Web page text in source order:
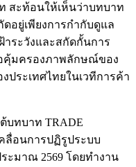
สะท้อนให้เห็นว่าบทบาท
อยู่เพียงการกำกับดูแล
าระวังและสกัดกั้นการ
คุ้มครองภาพลักษณ์ของ
ประเทศไทยในเวทีการค้า
บทบาท TRADE
ลื่อนการปฏิรูประบบ
ะมาณ 2569 โดยทำงาน